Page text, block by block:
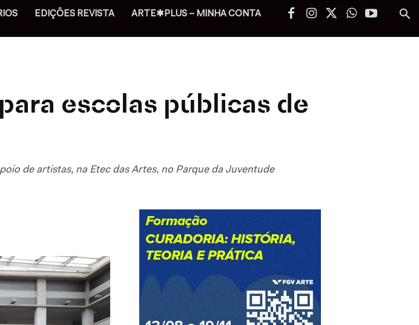
EDIÇÕES REVISTA ARTE✱PLUS – MINHA CONTA
escolas públicas de
de artistas, na Etec das Artes, no Parque da Juventude